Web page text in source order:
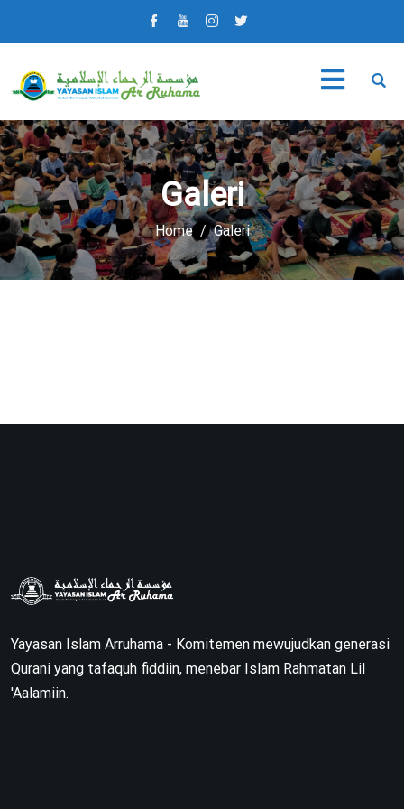
Galeri
Home Galeri
Yayasan Islam Arruhama - Komitemen mewujudkan generasi
Qurani yang tafaquh fiddiin, menebar Islam Rahmatan Lil
'Aalamiin.